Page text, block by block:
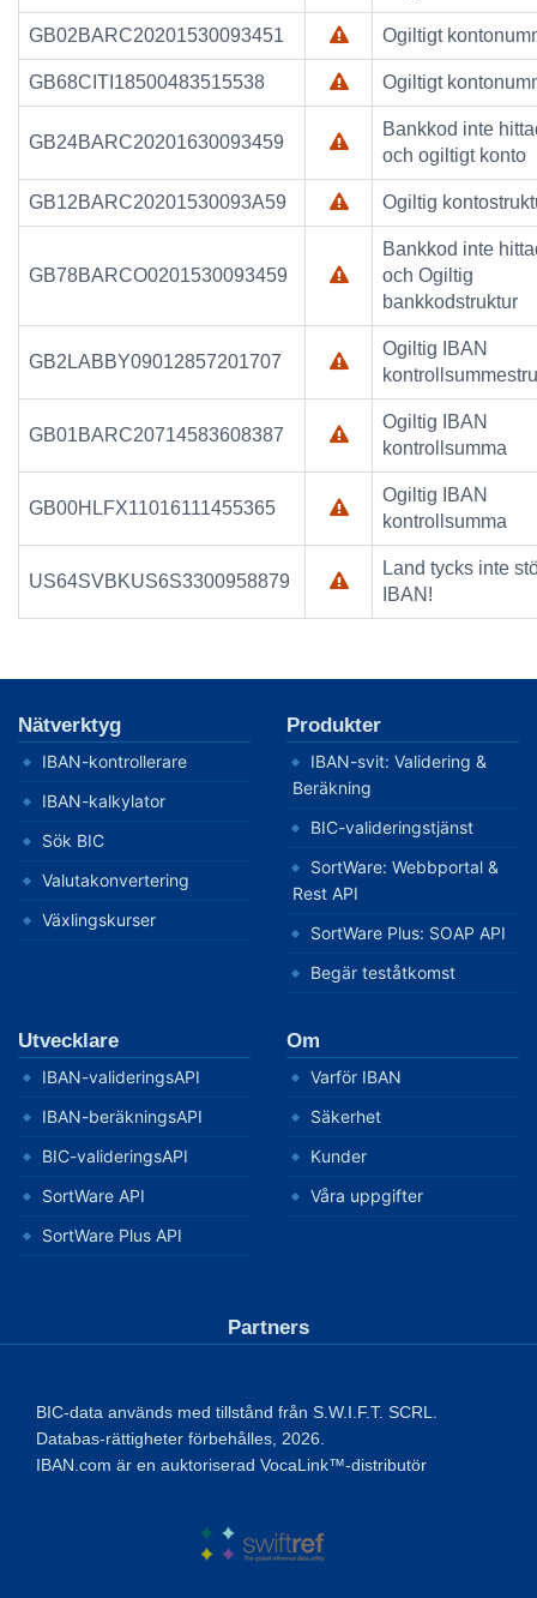
GB02BARC20201530093451 Ogiltigt
GB68CITI18500483515538 Ogiltigt
GB24BARC20201630093459
Bankkod inte
och ogiltigt konto
GB12BARC20201530093A59 Ogiltig
GB78BARCO0201530093459
Bankkod inte
och Ogiltig
bankkodstruktur
GB2LABBY09012857201707
Ogiltig IBAN
GB01BARC20714583608387
Ogiltig IBAN
kontrollsumma
GB00HLFX11016111455365
Ogiltig IBAN
kontrollsumma
US64SVBKUS6S3300958879
Land tycks inte
IBAN!
Nätverktyg
IBAN-kontrollerare
IBAN-kalkylator
Sök BIC
Valutakonvertering
Växlingskurser
Produkter
IBAN-svit: Validering &
Beräkning
BIC-valideringstjänst
SortWare: Webbportal &
Rest API
SortWare Plus: SOAP API
Begär teståtkomst
Utvecklare
IBAN-valideringsAPI
IBAN-beräkningsAPI
BIC-valideringsAPI
SortWare API
SortWare Plus API
Om
Varför IBAN
Säkerhet
Kunder
Våra uppgifter
Partners
BIC-data används med tillstånd från S.W.I.F.T. SCRL.
Databas-rättigheter förbehålles, 2026.
IBAN.com är en auktoriserad VocaLink™-distributör